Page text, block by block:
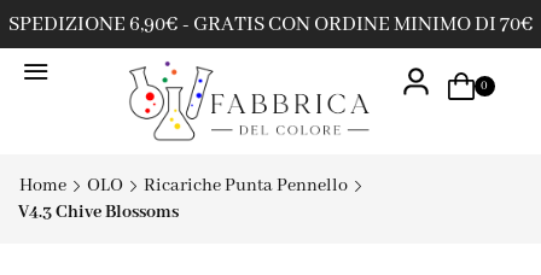
SPEDIZIONE 6,90€ - GRATIS CON ORDINE MINIMO DI 70€
0
Home OLO
Ricariche Punta Pennello
V4.3 Chive Blossoms